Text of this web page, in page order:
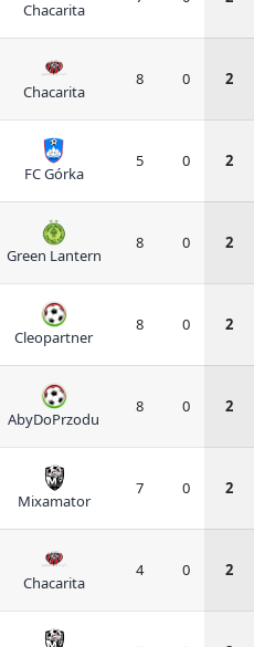
Chacarita
Chacarita
8 0 2
FC Górka
5 0 2
Green Lantern
8 0 2
Cleopartner
8 0 2
AbyDoPrzodu
8 0 2
Mixamator
7 0 2
Chacarita
4 0 2